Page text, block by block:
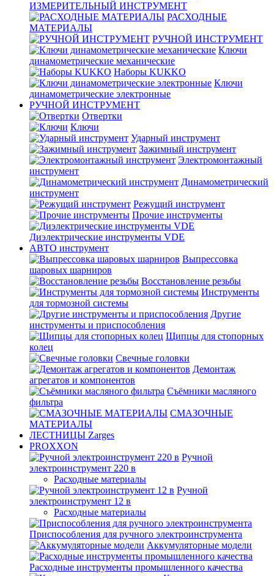
ИЗМЕРИТЕЛЬНЫЙ ИНСТРУМЕНТ
РАСХОДНЫЕ
МАТЕРИАЛЫ
РУЧНОЙ ИНСТРУМЕНТ
Ключи
динамометрические механические
Наборы KUKKO
Ключи
динамометрические электронные
РУЧНОЙ ИНСТРУМЕНТ
Отвертки
Ключи
Ударный инструмент
Зажимный инструмент
Электромонтажный
инструмент
Динамометрический
инструмент
Режущий инструмент
Прочие инструменты
Диэлектрические инструменты VDE
АВТО инструмент
Выпрессовка
шаровых шарниров
Восстановление резьбы
Инструменты
для тормозной системы
Другие
инструменты и приспособления
Щипцы для стопорных
колец
Свечные головки
Демонтаж
агрегатов и компонентов
Съёмники масляного
фильтра
СМАЗОЧНЫЕ
МАТЕРИАЛЫ
ЛЕСТНИЦЫ Zarges
PROXXON
Ручной
электроинструмент 220 в
Расходные материалы
Ручной
электроинструмент 12 в
Расходные материалы
Приспособления для ручного электроинструмента
Аккумуляторные модели
Расходные инструменты промышленного качества